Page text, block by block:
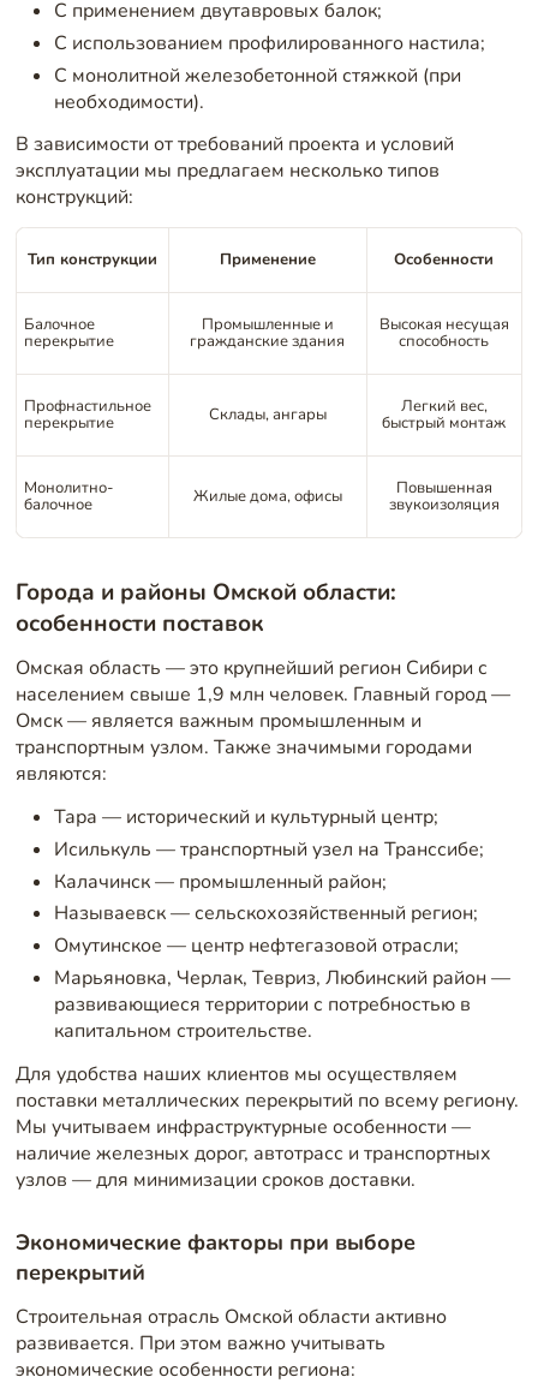
С применением двутавровых балок;
С использованием профилированного настила;
С монолитной железобетонной стяжкой (при
необходимости).
В зависимости от требований проекта и условий
эксплуатации мы предлагаем несколько типов
конструкций:
Тип конструкции Применение Особенности
Балочное
перекрытие
Промышленные и
гражданские здания
Высокая несущая
способность
Профнастильное
перекрытие Склады, ангары Легкий вес,
быстрый монтаж
Монолитно-
балочное Жилые дома, офисы Повышенная
звукоизоляция
Города и районы Омской области:
особенности поставок
Омская область — это крупнейший регион Сибири с
населением свыше 1,9 млн человек. Главный город —
Омск — является важным промышленным и
транспортным узлом. Также значимыми городами
являются:
Тара — исторический и культурный центр;
Исилькуль — транспортный узел на Транссибе;
Калачинск — промышленный район;
Называевск — сельскохозяйственный регион;
Омутинское — центр нефтегазовой отрасли;
Марьяновка, Черлак, Тевриз, Любинский район —
развивающиеся территории с потребностью в
капитальном строительстве.
Для удобства наших клиентов мы осуществляем
поставки металлических перекрытий по всему региону.
Мы учитываем инфраструктурные особенности —
наличие железных дорог, автотрасс и транспортных
узлов — для минимизации сроков доставки.
Экономические факторы при выборе
перекрытий
Строительная отрасль Омской области активно
развивается. При этом важно учитывать
экономические особенности региона: